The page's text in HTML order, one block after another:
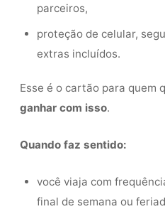
parceiros,
proteção de celular,
extras incluídos.
Esse é o cartão para quem
ganhar com isso.
Quando faz sentido:
você viaja com
final de semana ou